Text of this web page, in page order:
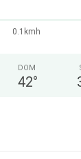
0.1kmh
DOM
42°